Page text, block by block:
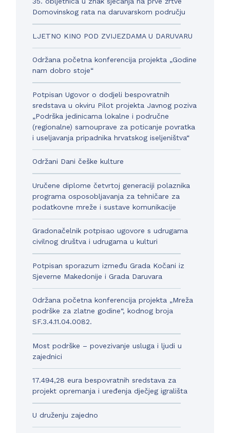
Domovinskog rata na daruvarskom području
LJETNO KINO POD ZVIJEZDAMA U DARUVARU
Održana početna konferencija projekta „Godine
nam dobro stoje“
Potpisan Ugovor o dodjeli bespovratnih
sredstava u okviru Pilot projekta Javnog poziva
„Podrška jedinicama lokalne i područne
(regionalne) samouprave za poticanje povratka
i useljavanja pripadnika hrvatskog iseljeništva“
Održani Dani češke kulture
Uručene diplome četvrtoj generaciji polaznika
programa osposobljavanja za tehničare za
podatkovne mreže i sustave komunikacije
Gradonačelnik potpisao ugovore s udrugama
civilnog društva i udrugama u kulturi
Potpisan sporazum između Grada Kočani iz
Sjeverne Makedonije i Grada Daruvara
Održana početna konferencija projekta „Mreža
podrške za zlatne godine“, kodnog broja
SF.3.4.11.04.0082.
Most podrške – povezivanje usluga i ljudi u
zajednici
17.494,28 eura bespovratnih sredstava za
projekt opremanja i uređenja dječjeg igrališta
U druženju zajedno